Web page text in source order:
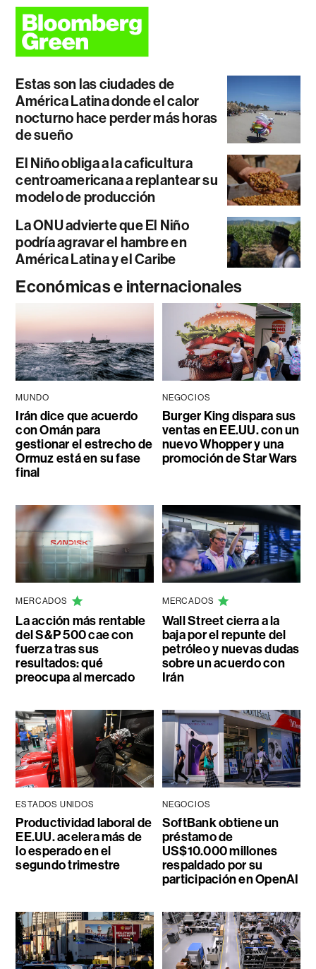
Estas son las ciudades de
América Latina donde el calor
nocturno hace perder más horas
de sueño
El Niño obliga a la caficultura
centroamericana a replantear su
modelo de producción
La ONU advierte que El Niño
podría agravar el hambre en
América Latina y el Caribe
Económicas e internacionales
MUNDO
Irán dice que acuerdo
con Omán para
gestionar el estrecho de
Ormuz está en su fase
final
NEGOCIOS
Burger King dispara sus
ventas en EE.UU. con un
nuevo Whopper y una
promoción de Star Wars
MERCADOS
La acción más rentable
del S&P 500 cae con
fuerza tras sus
resultados: qué
preocupa al mercado
MERCADOS
Wall Street cierra a la
baja por el repunte del
petróleo y nuevas dudas
sobre un acuerdo con
Irán
ESTADOS UNIDOS
Productividad laboral de
EE.UU. acelera más de
lo esperado en el
segundo trimestre
NEGOCIOS
SoftBank obtiene un
préstamo de
US$10.000 millones
respaldado por su
participación en OpenAI